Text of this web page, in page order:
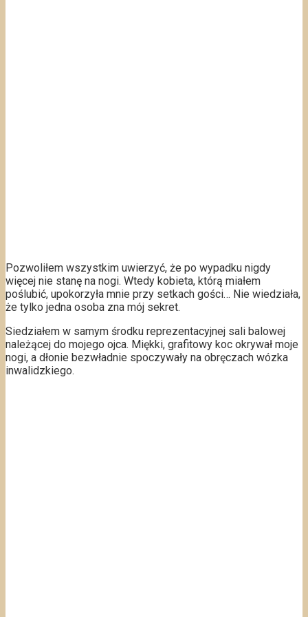
Pozwoliłem wszystkim uwierzyć, że po wypadku nigdy
więcej nie stanę na nogi. Wtedy kobieta, którą miałem
poślubić, upokorzyła mnie przy setkach gości… Nie wiedziała,
że tylko jedna osoba zna mój sekret.
Siedziałem w samym środku reprezentacyjnej sali balowej
należącej do mojego ojca. Miękki, grafitowy koc okrywał moje
nogi, a dłonie bezwładnie spoczywały na obręczach wózka
inwalidzkiego.